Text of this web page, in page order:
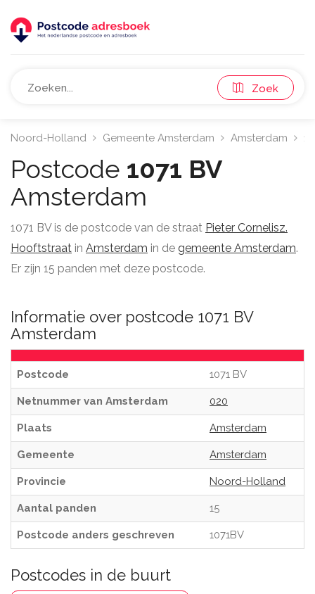
Zoek
Noord-Holland Gemeente Amsterdam Amsterdam
Postcode 1071 BV
Amsterdam
1071 BV is de postcode van de straat Pieter Cornelisz.
Hooftstraat in Amsterdam in de gemeente Amsterdam.
Er zijn 15 panden met deze postcode.
Informatie over postcode 1071 BV
Amsterdam
Postcode 1071 BV
Netnummer van Amsterdam 020
Plaats Amsterdam
Gemeente Amsterdam
Provincie Noord-Holland
Aantal panden 15
Postcode anders geschreven 1071BV
Postcodes in de buurt